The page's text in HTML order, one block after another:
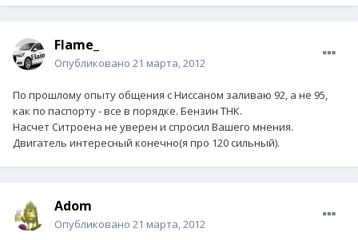
Flame_
Опубликовано 21 марта, 2012
По прошлому опыту общения с Ниссаном заливаю 92, а не 95,
как по паспорту - все в порядке. Бензин ТНК.
Насчет Ситроена не уверен и спросил Вашего мнения.
Двигатель интересный конечно(я про 120 сильный).
Adom
Опубликовано 21 марта, 2012